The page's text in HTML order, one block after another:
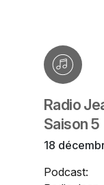
Radio
Saison 5
18
Podcast: